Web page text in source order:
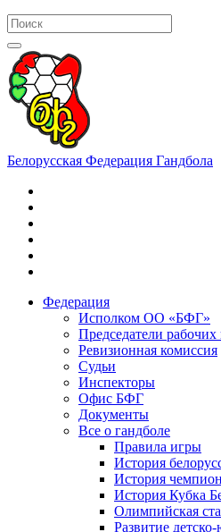
Белорусская Федерация Гандбола
Федерация
Исполком ОО «БФГ»
Председатели
Ревизионная комиссия
Судьи
Инспекторы
Офис БФГ
Документы
Все о гандболе
Правила игры
История
История
История Кубка
Олимпийская
Развитие